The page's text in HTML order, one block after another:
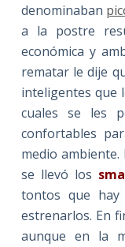
denominaban
a la postre
económica y
rematar le dije
inteligentes que
cuales se les
confortables
medio
se llevó los
tontos que
estrenarlos. En
aunque en la